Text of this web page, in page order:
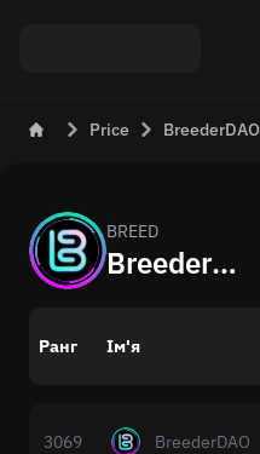
Price BreederDAO
BREED
BreederDAO (BREED) сьогодні: актуальна ціна
Ранг Ім'я
3069 BreederDAO